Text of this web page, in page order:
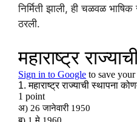
निर्मिती झाली, ही चळवळ भाषिक
ठरली.